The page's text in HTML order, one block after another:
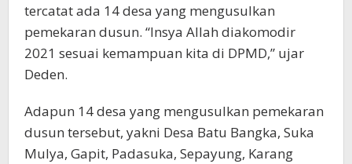
tercatat ada 14 desa yang mengusulkan
pemekaran dusun. “Insya Allah diakomodir
2021 sesuai kemampuan kita di DPMD,” ujar
Deden.
Adapun 14 desa yang mengusulkan pemekaran
dusun tersebut, yakni Desa Batu Bangka, Suka
Mulya, Gapit, Padasuka, Sepayung, Karang